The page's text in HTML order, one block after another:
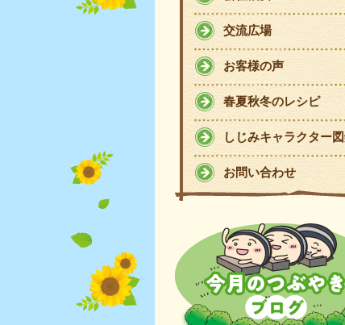
交流広場
お客様の声
春夏秋冬のレシピ
しじみキャラクター
お問い合わせ